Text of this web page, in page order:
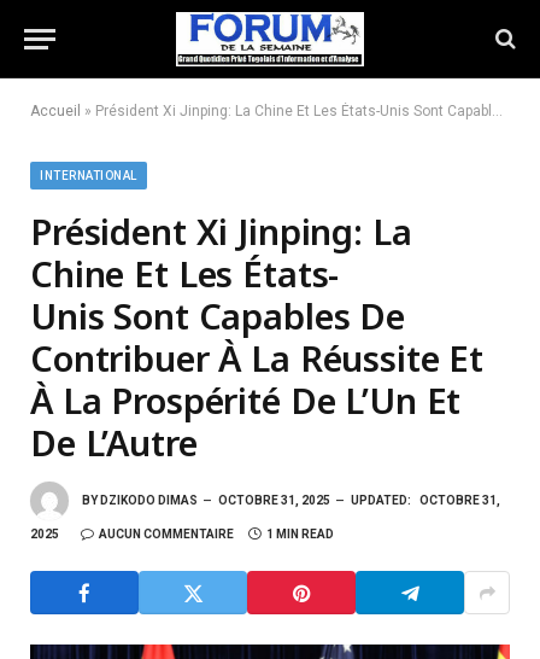
Accueil » Président Xi Jinping: La Chine Et Les États-Unis Sont Capables De Contribuer À La Réussite Et À La Prospérité De L’Un Et De L’Autre
INTERNATIONAL
Président Xi Jinping: La
Chine Et Les États-
Unis Sont Capables De
Contribuer À La Réussite Et
À La Prospérité De L’Un Et
De L’Autre
BY DZIKODO DIMAS OCTOBRE 31, 2025 UPDATED: OCTOBRE 31,
2025 AUCUN COMMENTAIRE 1 MIN READ